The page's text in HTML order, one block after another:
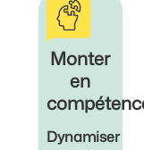
Monter
en
Dynamiser